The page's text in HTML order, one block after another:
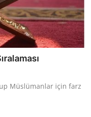
Müslümanlar için farz